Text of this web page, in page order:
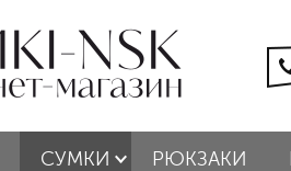
СУМКИ РЮКЗАКИ